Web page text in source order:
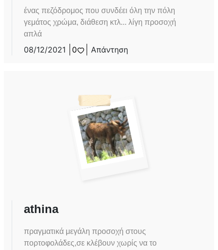
ένας πεζόδρομος που συνδέει όλη την πόλη
γεμάτος χρώμα, διάθεση κτλ... λίγη προσοχή
απλά
08/12/2021 0 Απάντηση
athina
πραγματικά μεγάλη προσοχή στους
πορτοφολάδες,σε κλέβουν χωρίς να το